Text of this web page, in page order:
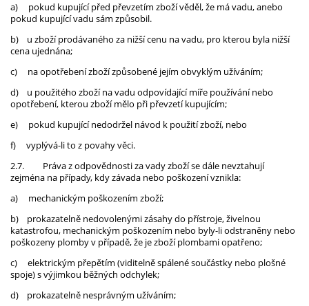
a)
pokud kupující před převzetím zboží věděl, že má vadu, anebo
pokud kupující vadu sám způsobil.
b)
u zboží prodávaného za nižší cenu na vadu, pro kterou byla nižší
cena ujednána;
c)
na opotřebení zboží způsobené jejím obvyklým užíváním;
d)
u použitého zboží na vadu odpovídající míře používání nebo
opotřebení, kterou zboží mělo při převzetí kupujícím;
e)
pokud kupující nedodržel návod k použití zboží, nebo
f)
vyplývá-li to z povahy věci.
2.7.
Práva z odpovědnosti za vady zboží se dále nevztahují
zejména na případy, kdy závada nebo poškození vznikla:
a)
mechanickým poškozením zboží;
b)
prokazatelně nedovolenými zásahy do přístroje, živelnou
katastrofou, mechanickým poškozením nebo byly-li odstraněny nebo
poškozeny plomby v případě, že je zboží plombami opatřeno;
c)
elektrickým přepětím (viditelně spálené součástky nebo plošné
spoje) s výjimkou běžných odchylek;
d)
prokazatelně nesprávným užíváním;